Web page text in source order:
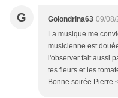
G Golondrina63 09/08/
La musique me
musicienne est
l'observer fait aussi
tes fleurs et les
Bonne soirée Pierre